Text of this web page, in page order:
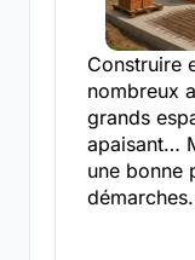
Construire
nombreux
grands
apaisant…
une bonne